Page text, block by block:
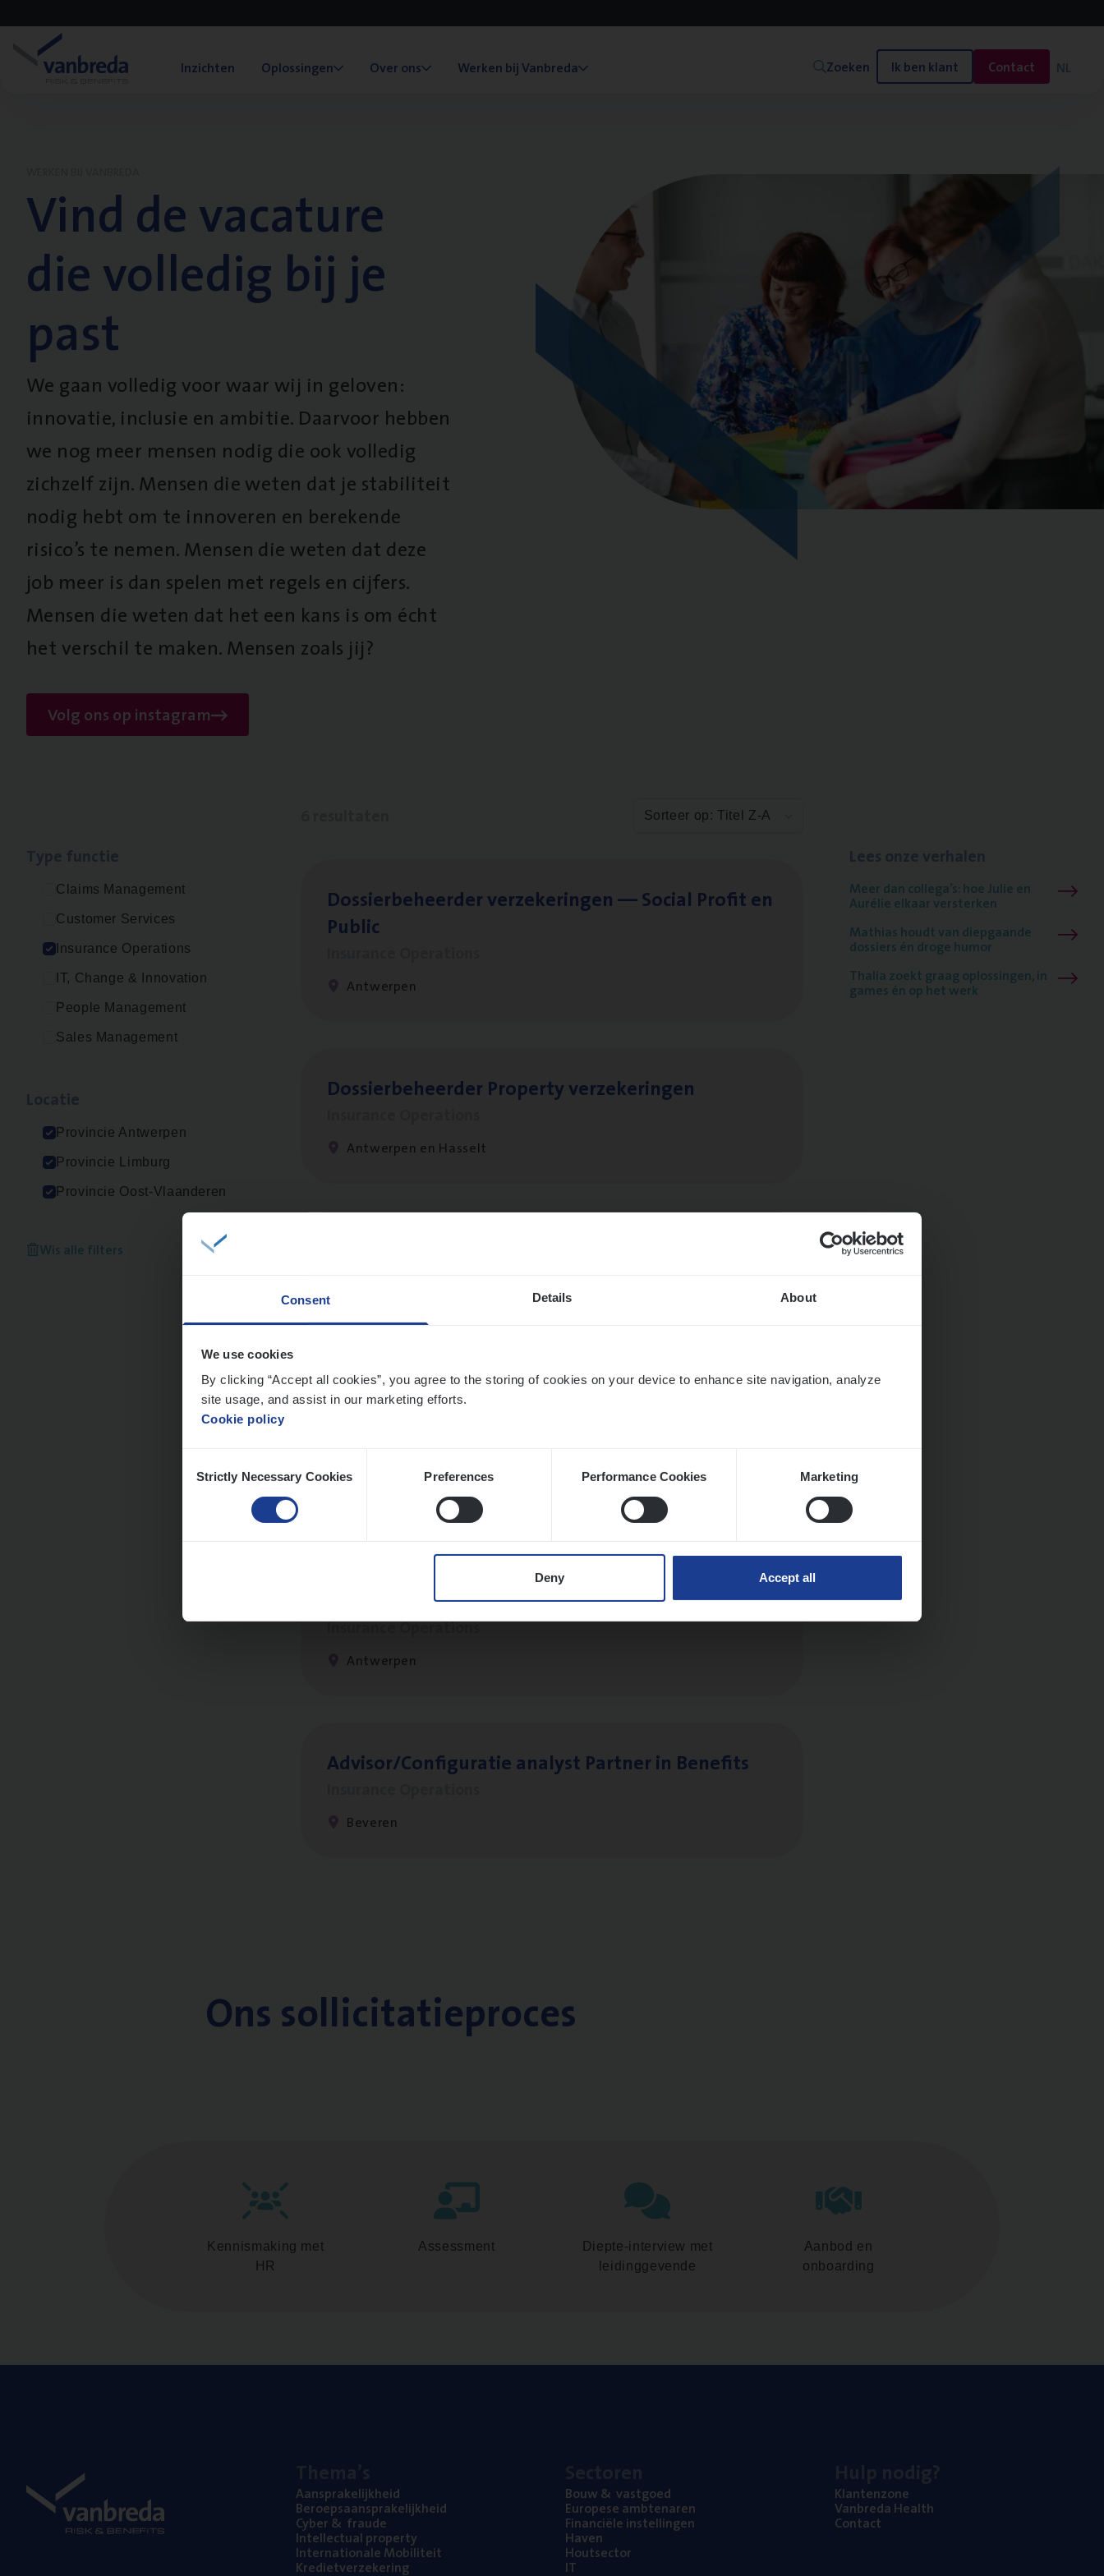
Consent Details About
We use cookies
By clicking “Accept all cookies”, you agree to the storing of cookies on your device to enhance site navigation, analyze
site usage, and assist in our marketing efforts.
Cookie policy
Selection
Strictly Necessary Cookies Preferences Performance Cookies Marketing
Deny Accept all
Inzichten Oplossingen Over ons Werken bij Vanbreda Zoeken Ik ben klant Contact NL
Vind de vacature
die volledig bij je
past
We gaan volledig voor waar wij in geloven:
innovatie, inclusie en ambitie. Daarvoor hebben
we nog meer mensen nodig die ook volledig
zichzelf zijn. Mensen die weten dat je stabiliteit
nodig hebt om te innoveren en berekende
risico’s te nemen. Mensen die weten dat deze
job meer is dan spelen met regels en cijfers.
Mensen die weten dat het een kans is om écht
het verschil te maken. Mensen zoals jij?
Volg ons op instagram
Claims Management
Customer Services
Insurance Operations
IT, Change & Innovation
People Management
Sales Management
Provincie Antwerpen
Provincie Limburg
Provincie Oost-Vlaanderen
Wis alle filters
Sorteer op: Titel Z-A
Dos­sier­be­heer­der ver­ze­ke­rin­gen — Soci­al Pro­fit en
Public
Antwerpen
Dos­sier­be­heer­der Pro­per­ty verzekeringen
Antwerpen en Hasselt
Insurance Operations
Insurance Operations
Client Exe­cu­ti­ve Marine
Insurance Operations
Antwerpen
Advisor/​Configuratie ana­lyst Part­ner in Benefits
Beveren
Meer dan collega’s: hoe Julie en
Aurélie elkaar versterken
Mathias houdt van diepgaande
dossiers én droge humor
Thalia zoekt graag oplossingen, in
games én op het werk
Ons sollicitatieproces
Kennismaking met
HR
Assessment
Diepte-interview met
leidinggevende
Aanbod en
onboarding
Aan­spra­ke­lijk­heid
Beroeps­aan­spra­ke­lijk­heid
Cyber& fraude
Intel­lec­tu­al property
Inter­na­ti­o­na­le Mobiliteit
Kre­diet­ver­ze­ke­ring
Bouw& vastgoed
Euro­pe­se ambtenaren
Finan­ci­ë­le instellingen
Haven
Hout­sec­tor
IT
Klan­ten­zo­ne
Van­b­re­da Health
Con­tact